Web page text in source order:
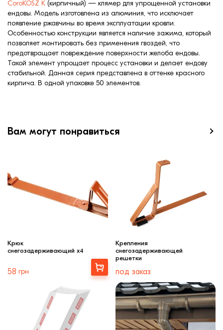
CoroKOSZ K (кирпичный) — клямер для упрощенной установки
ендовы. Модель изготовлена из алюминия, что исключает
появление ржавчины во время эксплуатации кровли.
Особенностью конструкции является наличие зажима, который
позволяет монтировать без применения гвоздей, что
предотвращает повреждение поверхности желоба ендовы.
Такой элемент упрощает процесс установки и делает ендову
стабильной. Данная серия представлена в оттенке красного
кирпича. В одной упаковке 50 элементов.
Вам могут понравиться
Крюк
снегозадерживающий x4
58 грн
Выбрать
Крепления
снегозадерживающей
решетки
под заказ